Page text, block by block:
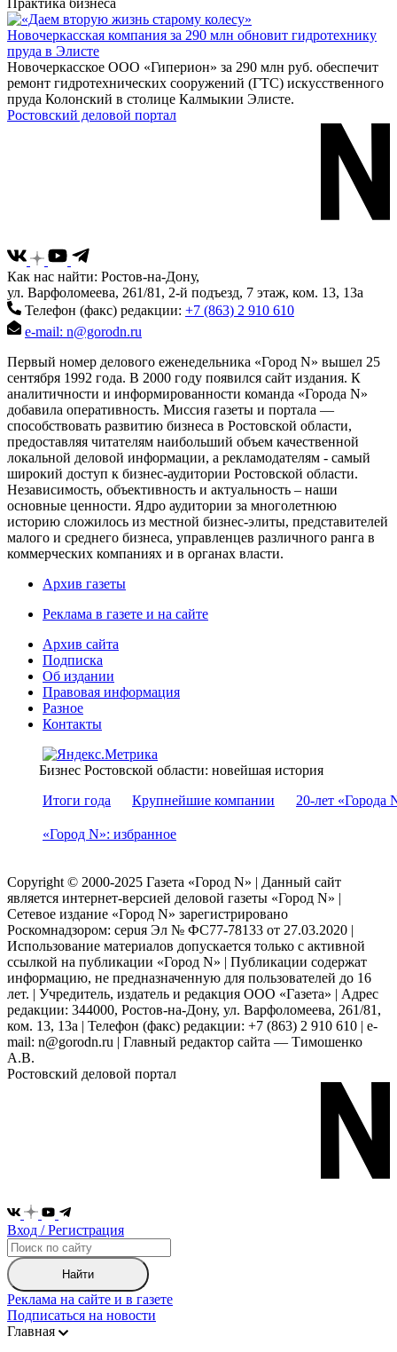
Практика бизнеса
Новочеркасская компания за 290 млн обновит гидротехнику
пруда в Элисте
Новочеркасское ООО «Гиперион» за 290 млн руб. обеспечит
ремонт гидротехнических сооружений (ГТС) искусственного
пруда Колонский в столице Калмыкии Элисте.
Ростовский деловой портал
Как нас найти: Ростов-на-Дону,
ул. Варфоломеева, 261/81, 2-й подъезд, 7 этаж, ком. 13, 13а
Телефон (факс) редакции: +7 (863) 2 910 610
e-mail: n@gorodn.ru
Первый номер делового еженедельника «Город N» вышел 25
сентября 1992 года. В 2000 году появился сайт издания. К
аналитичности и информированности команда «Города N»
добавила оперативность. Миссия газеты и портала —
способствовать развитию бизнеса в Ростовской области,
предоставляя читателям наибольший объем качественной
локальной деловой информации, а рекламодателям - самый
широкий доступ к бизнес-аудитории Ростовской области.
Независимость, объективность и актуальность – наши
основные ценности. Ядро аудитории за многолетнюю
историю сложилось из местной бизнес-элиты, представителей
малого и среднего бизнеса, управленцев различного ранга в
коммерческих компаниях и в органах власти.
Архив газеты
Реклама в газете и на сайте
Архив сайта
Подписка
Об издании
Правовая информация
Разное
Контакты
Бизнес Ростовской области: новейшая история
Итоги года
Крупнейшие компании 20-лет «Города
«Город N»: избранное
Copyright © 2000-2025 Газета «Город N» | Данный сайт
является интернет-версией деловой газеты «Город N» |
Сетевое издание «Город N» зарегистрировано
Роскомнадзором: серuя Эл № ФС77-78133 от 27.03.2020 |
Использование материалов допускается только с активной
ссылкой на публикации «Город N» | Публикации содержат
информацию, не предназначенную для пользователей до 16
лет. | Учредитель, издатель и редакция ООО «Газета» | Адрес
редакции: 344000, Ростов-на-Дону, ул. Варфоломеева, 261/81,
ком. 13, 13а | Телефон (факс) редакции: +7 (863) 2 910 610 | e-
mail: n@gorodn.ru | Главный редактор сайта — Тимошенко
А.В.
Ростовский деловой портал
Вход / Регистрация
Найти
Реклама на сайте и в газете
Подписаться на новости
Главная